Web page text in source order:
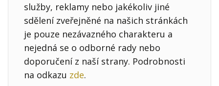
služby, reklamy nebo jakékoliv jiné
sdělení zveřejněné na našich stránkách
je pouze nezávazného charakteru a
nejedná se o odborné rady nebo
doporučení z naší strany. Podrobnosti
na odkazu zde.